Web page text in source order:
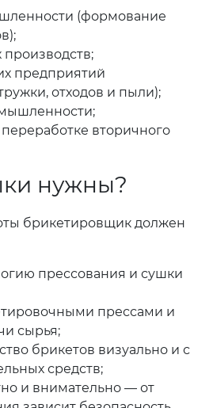
(формование
предприятий
отходов и пыли);
вторичного
нужны?
брикетировщик должен
прессования и сушки
прессами и
сырья;
брикетов визуально и с
средств;
и внимательно — от